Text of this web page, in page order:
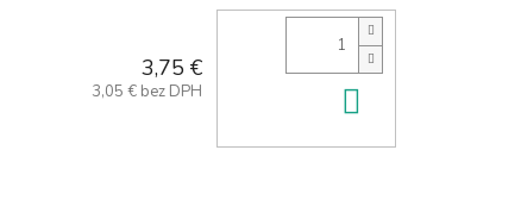
3,75 €
3,05 € bez DPH